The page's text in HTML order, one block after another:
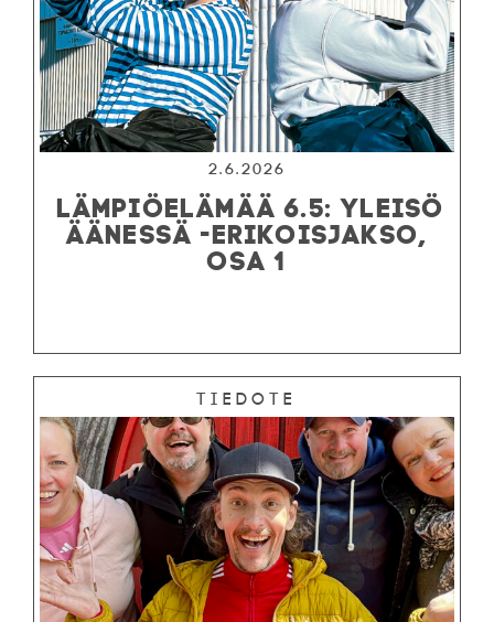
2.6.2026
LÄMPIÖELÄMÄÄ 6.5: YLEISÖ
ÄÄNESSÄ -ERIKOISJAKSO,
OSA 1
Tiedote